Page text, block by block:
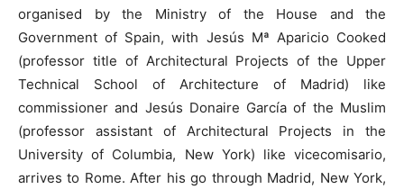
organised by the Ministry of the House and the
Government of Spain, with Jesús Mª Aparicio Cooked
(professor title of Architectural Projects of the Upper
Technical School of Architecture of Madrid) like
commissioner and Jesús Donaire García of the Muslim
(professor assistant of Architectural Projects in the
University of Columbia, New York) like vicecomisario,
arrives to Rome. After his go through Madrid, New York,